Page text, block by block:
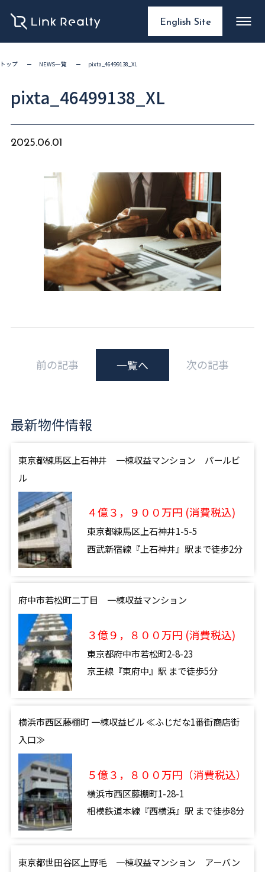
English Site
トップ NEWS一覧 pixta_46499138_XL
pixta_46499138_XL
2025.06.01
前の記事 一覧へ 次の記事
最新物件情報
東京都練馬区上石神井 一棟収益マンション パールビ
ル
４億３，９００万円 (消費税込)
東京都練馬区上石神井1-5-5
西武新宿線『上石神井』駅まで徒歩2分
府中市若松町二丁目 一棟収益マンション
３億９，８００万円 (消費税込)
東京都府中市若松町2-8-23
京王線『東府中』駅 まで徒歩5分
横浜市西区藤棚町 一棟収益ビル ≪ふじだな1番街商店街
入口≫
５億３，８００万円（消費税込）
横浜市西区藤棚町1-28-1
相模鉄道本線『西横浜』駅 まで徒歩8分
東京都世田谷区上野毛 一棟収益マンション アーバン